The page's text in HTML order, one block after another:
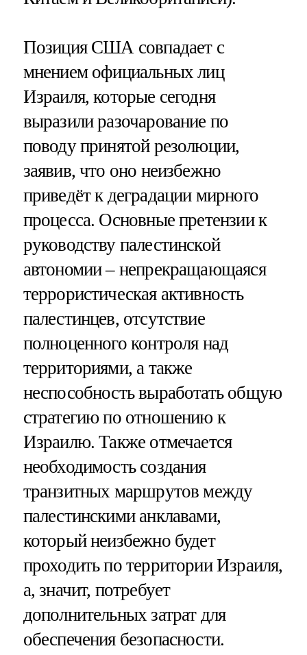
Позиция США совпадает с
мнением официальных лиц
Израиля, которые сегодня
выразили разочарование по
поводу принятой резолюции,
заявив, что оно неизбежно
приведёт к деградации мирного
процесса. Основные претензии к
руководству палестинской
автономии – непрекращающаяся
террористическая активность
палестинцев, отсутствие
полноценного контроля над
территориями, а также
неспособность выработать общую
стратегию по отношению к
Израилю. Также отмечается
необходимость создания
транзитных маршрутов между
палестинскими анклавами,
который неизбежно будет
проходить по территории Израиля,
а, значит, потребует
дополнительных затрат для
обеспечения безопасности.